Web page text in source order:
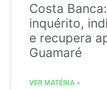
Costa
inquérito,
e recupera
Guamaré
VER MATÉRIA »